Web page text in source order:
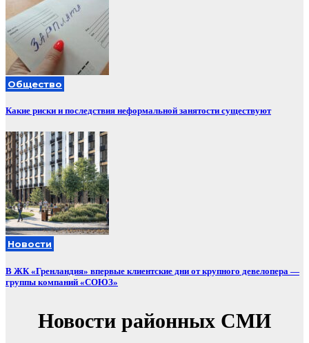
Общество
Какие риски и последствия неформальной занятости существуют
Новости
В ЖК «Гренландия» впервые клиентские дни от крупного девелопера —
группы компаний «СОЮЗ»